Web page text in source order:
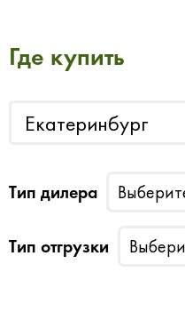
Где купить
Тип дилера
Тип отгрузки